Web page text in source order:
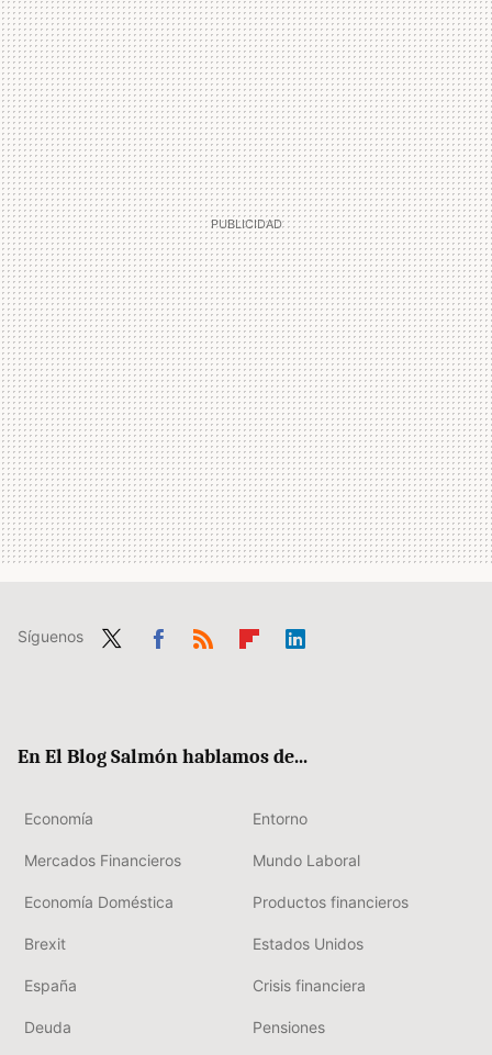
Síguenos
En El Blog Salmón hablamos de...
Economía Entorno
Mercados Financieros Mundo Laboral
Economía Doméstica Productos financieros
Brexit Estados Unidos
España Crisis financiera
Deuda Pensiones